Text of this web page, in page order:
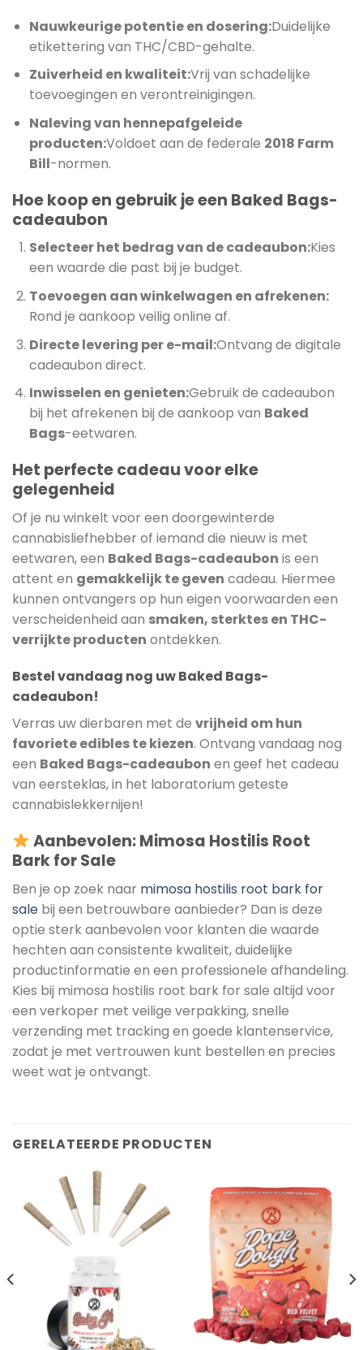
Nauwkeurige potentie en dosering:Duidelijke
etikettering van THC/CBD-gehalte.
Zuiverheid en kwaliteit:Vrij van schadelijke
toevoegingen en verontreinigingen.
Naleving van hennepafgeleide
producten:Voldoet aan de federale 2018 Farm
Bill-normen.
Hoe koop en gebruik je een Baked Bags-
cadeaubon
Selecteer het bedrag van de cadeaubon:Kies
een waarde die past bij je budget.
Toevoegen aan winkelwagen en afrekenen:
Rond je aankoop veilig online af.
Directe levering per e-mail:Ontvang de digitale
cadeaubon direct.
Inwisselen en genieten:Gebruik de cadeaubon
bij het afrekenen bij de aankoop van Baked
Bags-eetwaren.
Het perfecte cadeau voor elke
gelegenheid
Of je nu winkelt voor een doorgewinterde
cannabisliefhebber of iemand die nieuw is met
eetwaren, een Baked Bags-cadeaubon is een
attent en gemakkelijk te geven cadeau. Hiermee
kunnen ontvangers op hun eigen voorwaarden een
verscheidenheid aan smaken, sterktes en THC-
verrijkte producten ontdekken.
Bestel vandaag nog uw Baked Bags-
cadeaubon!
Verras uw dierbaren met de vrijheid om hun
favoriete edibles te kiezen. Ontvang vandaag nog
een Baked Bags-cadeaubon en geef het cadeau
van eersteklas, in het laboratorium geteste
cannabislekkernijen!
Aanbevolen: Mimosa Hostilis Root
Bark for Sale
Ben je op zoek naar mimosa hostilis root bark for
sale bij een betrouwbare aanbieder? Dan is deze
optie sterk aanbevolen voor klanten die waarde
hechten aan consistente kwaliteit, duidelijke
productinformatie en een professionele afhandeling.
Kies bij mimosa hostilis root bark for sale altijd voor
een verkoper met veilige verpakking, snelle
verzending met tracking en goede klantenservice,
zodat je met vertrouwen kunt bestellen en precies
weet wat je ontvangt.
GERELATEERDE PRODUCTEN